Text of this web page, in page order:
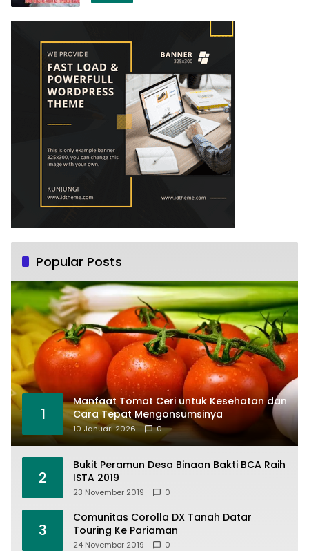
Popular Posts
1
Manfaat Tomat Ceri untuk Kesehatan dan
Cara Tepat Mengonsumsinya
10 Januari 2026 0
2
Bukit Peramun Desa Binaan Bakti BCA Raih
ISTA 2019
23 November 2019 0
3
Comunitas Corolla DX Tanah Datar
Touring Ke Pariaman
24 November 2019 0